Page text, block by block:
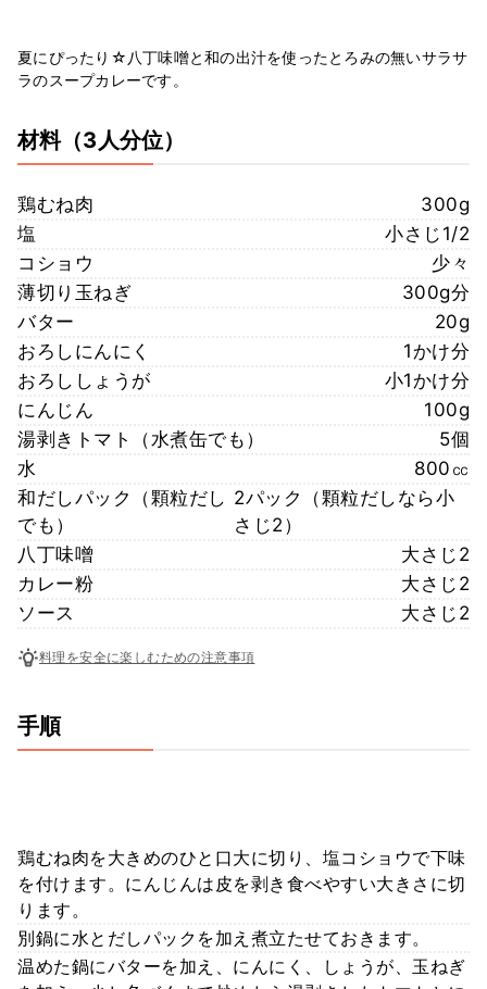
夏にぴったり☆八丁味噌と和の出汁を使ったとろみの無いサラサ
ラのスープカレーです。
材料（3人分位）
鶏むね肉
300g
塩
小さじ1/2
コショウ
少々
薄切り玉ねぎ
300g分
バター
20g
おろしにんにく
1かけ分
おろししょうが
小1かけ分
にんじん
100g
湯剥きトマト（水煮缶でも）
5個
水
800㏄
和だしパック（顆粒だし
でも）
2パック（顆粒だしなら小
さじ2）
八丁味噌
大さじ2
カレー粉
大さじ2
ソース
大さじ2
料理を安全に楽しむための注意事項
手順
鶏むね肉を大きめのひと口大に切り、塩コショウで下味
を付けます。にんじんは皮を剥き食べやすい大きさに切
ります。
別鍋に水とだしパックを加え煮立たせておきます。
温めた鍋にバターを加え、にんにく、しょうが、玉ねぎ